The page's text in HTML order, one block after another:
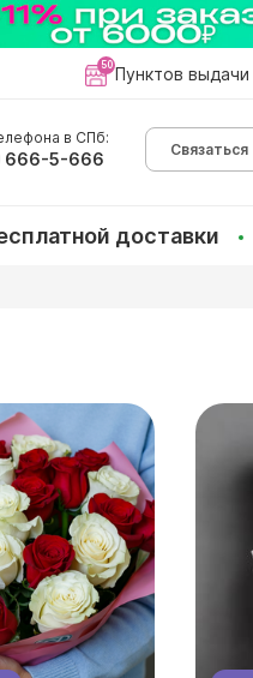
Пунктов выдачи
в СПб:
666-5-666
Связаться
доставки